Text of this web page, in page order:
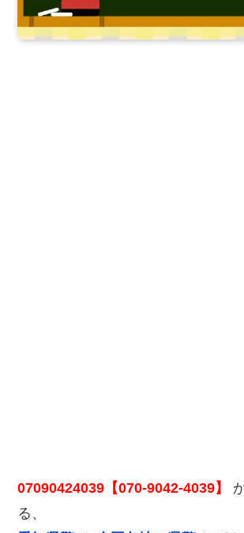
07090424039【070-9042-4039】
る、